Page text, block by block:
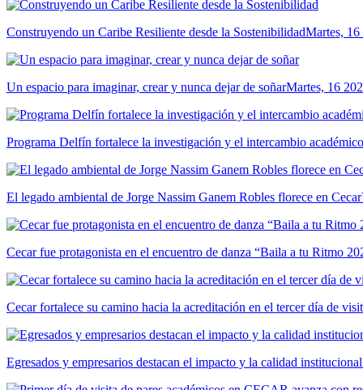
Construyendo un Caribe Resiliente desde la SostenibilidadMartes,
Un espacio para imaginar, crear y nunca dejar de soñarMartes, 16
Programa Delfín fortalece la investigación y el intercambio
El legado ambiental de Jorge Nassim Ganem Robles florece en Cecar
Cecar fue protagonista en el encuentro de danza “Baila a tu Ritmo
Cecar fortalece su camino hacia la acreditación en el tercer día de
Egresados y empresarios destacan el impacto y la calidad